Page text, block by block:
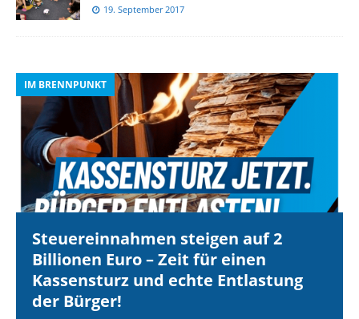
19. September 2017
IM BRENNPUNKT
Steuereinnahmen steigen auf 2
Billionen Euro – Zeit für einen
Kassensturz und echte Entlastung
der Bürger!